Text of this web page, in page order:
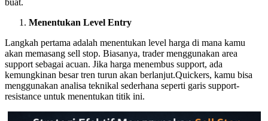
buat.
Menentukan Level Entry
Langkah pertama adalah menentukan level harga di mana kamu
akan memasang sell stop. Biasanya, trader menggunakan area
support sebagai acuan. Jika harga menembus support, ada
kemungkinan besar tren turun akan berlanjut.Quickers, kamu bisa
menggunakan analisa teknikal sederhana seperti garis support-
resistance untuk menentukan titik ini.